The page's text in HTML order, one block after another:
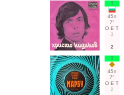
Т
45○
7"
О Е Т
3
2
Т
45○
7"
О Е Т
2